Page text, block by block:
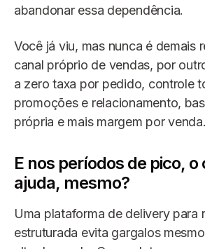
abandonar essa dependência.
Você já viu, mas nunca é demais
canal próprio de vendas, por
a zero taxa por pedido, controle
promoções e relacionamento,
própria e mais margem por venda.
E nos períodos de pico,
ajuda, mesmo?
Uma plataforma de delivery para
estruturada evita gargalos